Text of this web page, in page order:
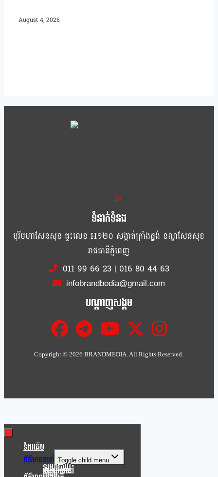
August 4, 2026
ខ្លឹម ខ្លី រហ័ស
ទំនាក់ទំនង
បុរីមហាសែនសុខ ផ្ទះលេខ H១២០ សង្កាត់ក្រាំងធ្នង់ ខណ្ឌសែនសុខ
រាជធានីភ្នំពេញ
011 99 66 23| 016 80 44 63
infobrandbodia@gmail.com
បណ្ដាញសង្គម
Copyright ©2026 BRANDMEDIA. All Rights Reserved.
ទំពរដើម
ព័ត៌មានទូទៅ Toggle child menu
នយោបាយ
របៀបរស់នៅ
សង្គម